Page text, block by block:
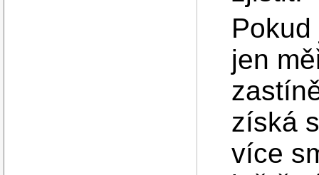
jen
získá
více